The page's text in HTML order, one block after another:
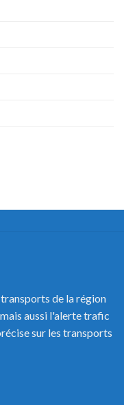
de la région
aussi l'alerte trafic
sur les transports